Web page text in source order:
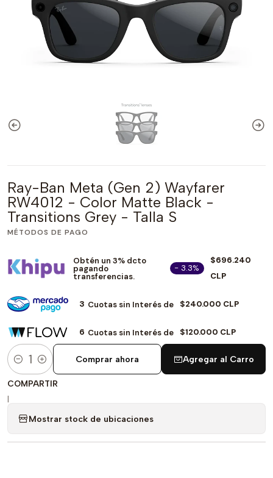
Ray-Ban Meta (Gen 2) Wayfarer
RW4012 - Color Matte Black -
Transitions Grey - Talla S
MÉTODOS DE PAGO
Obtén un 3% dcto
pagando
transferencias.
- 3.3%
$696.240
CLP
3 Cuotas sin Interés de $240.000 CLP
6 Cuotas sin Interés de $120.000 CLP
Cantidad
Agregar al Carro
Comprar ahora
COMPARTIR
|
Mostrar stock de ubicaciones